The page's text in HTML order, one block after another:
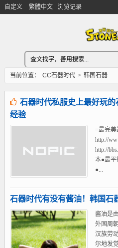
自定义 繁體中文 浏览记录
当前位置： CC石器时代 > 韩国石器
石器时代私服史上最好玩
经验
≡最完美
http://
http://
本●最平
●...
石器时代有没有酱油！韩国石
酱油是
外国周
汉族劳
尔地发